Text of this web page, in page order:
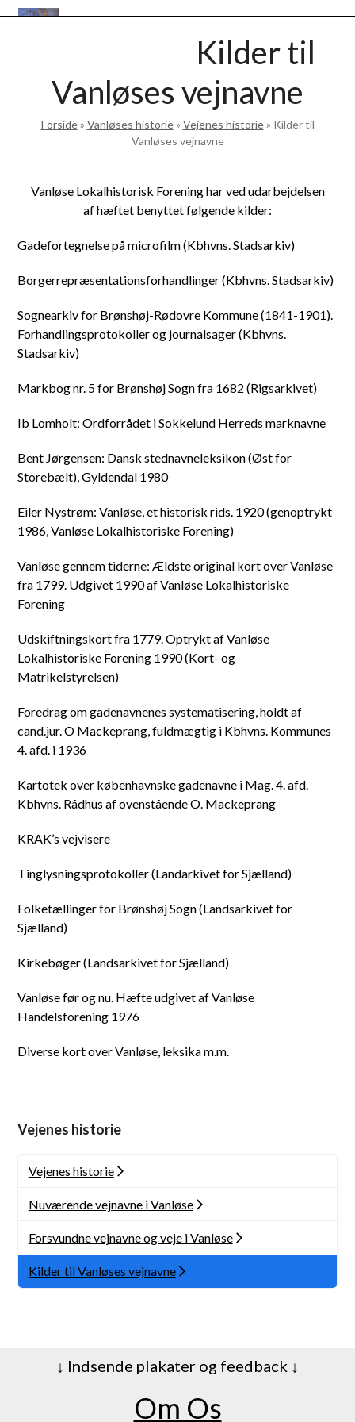
Skip
Open
Close
Kilder til
Vanløses vejnavne
Forside» Vanløses historie» Vejenes historie» Kilder til
Vanløses vejnavne
Vanløse Lokalhistorisk Forening har ved udarbejdelsen
af hæftet benyttet følgende kilder:
Gadefortegnelse på microfilm (Kbhvns. Stadsarkiv)
Borgerrepræsentationsforhandlinger (Kbhvns. Stadsarkiv)
Sognearkiv for Brønshøj-Rødovre Kommune (1841-1901).
Forhandlingsprotokoller og journalsager (Kbhvns.
Stadsarkiv)
Markbog nr. 5 for Brønshøj Sogn fra 1682 (Rigsarkivet)
Ib Lomholt: Ordforrådet i Sokkelund Herreds marknavne
Bent Jørgensen: Dansk stednavneleksikon (Øst for
Storebælt), Gyldendal 1980
Eiler Nystrøm: Vanløse, et historisk rids. 1920 (genoptrykt
1986, Vanløse Lokalhistoriske Forening)
Vanløse gennem tiderne: Ældste original kort over Vanløse
fra 1799. Udgivet 1990 af Vanløse Lokalhistoriske
Forening
Udskiftningskort fra 1779. Optrykt af Vanløse
Lokalhistoriske Forening 1990 (Kort- og
Matrikelstyrelsen)
Foredrag om gadenavnenes systematisering, holdt af
cand.jur. O Mackeprang, fuldmægtig i Kbhvns. Kommunes
4. afd. i 1936
Kartotek over københavnske gadenavne i Mag. 4. afd.
Kbhvns. Rådhus af ovenstående O. Mackeprang
KRAK’s vejvisere
Tinglysningsprotokoller (Landarkivet for Sjælland)
Folketællinger for Brønshøj Sogn (Landsarkivet for
Sjælland)
Kirkebøger (Landsarkivet for Sjælland)
Vanløse før og nu. Hæfte udgivet af Vanløse
Handelsforening 1976
Diverse kort over Vanløse, leksika m.m.
Vejenes historie
Vejenes historie
Nuværende vejnavne i Vanløse
Forsvundne vejnavne og veje i Vanløse
Kilder til Vanløses vejnavne
↓ Indsende plakater og feedback ↓
Om Os